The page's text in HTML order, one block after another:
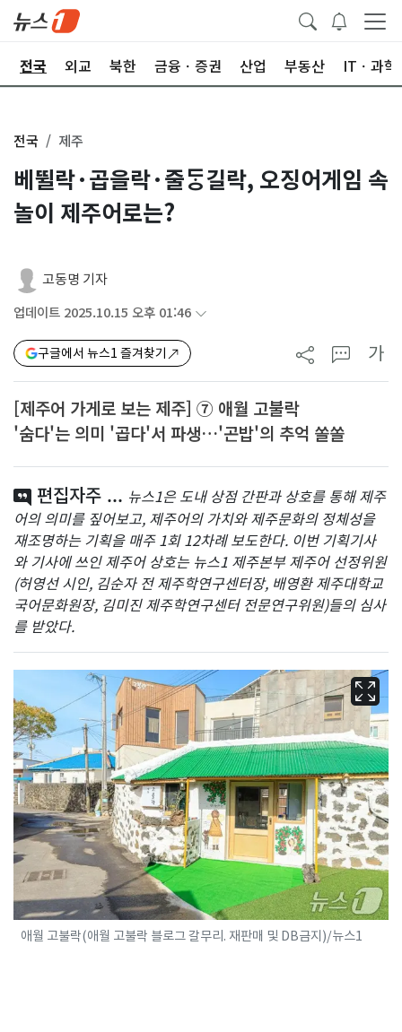
전국 외교 북한 금융ㆍ증권 산업 부동산 ITㆍ과학
전국 제주
베뛸락·곱을락·줄ᄃᆞᆼ길락, 오징어게임 속
놀이 제주어로는?
고동명 기자
업데이트 2025.10.15 오후 01:46
구글에서 뉴스1 즐겨찾기 가
[제주어 가게로 보는 제주] ⑦ 애월 고불락
'숨다'는 의미 '곱다'서 파생…'곤밥'의 추억 쏠쏠
편집자주 ... 뉴스1은 도내 상점 간판과 상호를 통해 제주
어의 의미를 짚어보고, 제주어의 가치와 제주문화의 정체성을
재조명하는 기획을 매주 1회 12차례 보도한다. 이번 기획기사
와 기사에 쓰인 제주어 상호는 뉴스1 제주본부 제주어 선정위원
(허영선 시인, 김순자 전 제주학연구센터장, 배영환 제주대학교
국어문화원장, 김미진 제주학연구센터 전문연구위원)들의 심사
를 받았다.
애월 고불락(애월 고불락 블로그 갈무리. 재판매 및 DB금지)/뉴스1